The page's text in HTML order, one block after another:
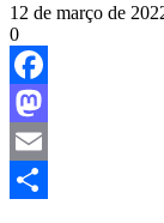
12 de março de
0
Facebook
Mastodon
Email